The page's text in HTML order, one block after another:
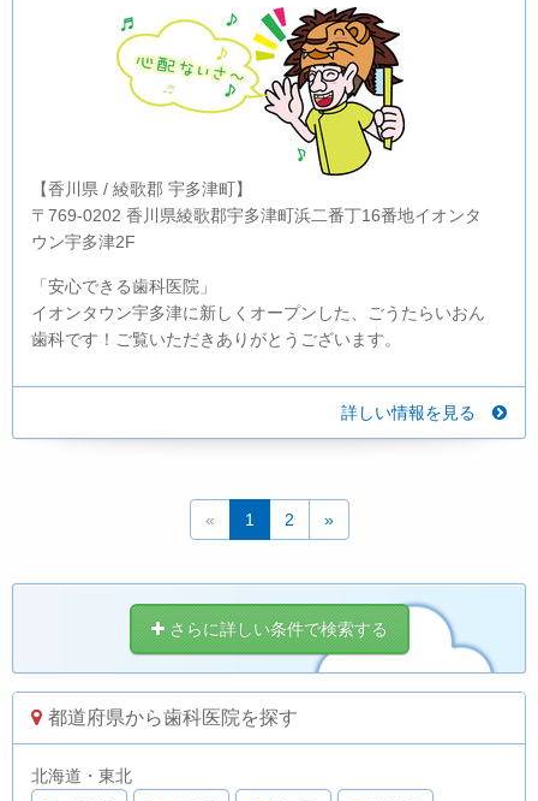
【香川県 / 綾歌郡 宇多津町】
〒769-0202 香川県綾歌郡宇多津町浜二番丁16番地イオンタ
ウン宇多津2F
「安心できる歯科医院」
イオンタウン宇多津に新しくオープンした、ごうたらいおん
歯科です！ご覧いただきありがとうございます。
詳しい情報を見る
« 1 2 »
さらに詳しい条件で検索する
都道府県から歯科医院を探す
北海道・東北